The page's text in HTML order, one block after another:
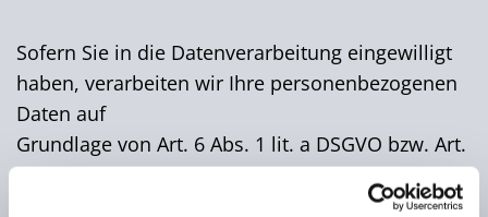
Sofern Sie in die Datenverarbeitung eingewilligt
haben, verarbeiten wir Ihre personenbezogenen
Daten auf
Grundlage von Art. 6 Abs. 1 lit. a DSGVO bzw. Art.
9 Abs. 2 lit. a DSGVO, sofern besondere